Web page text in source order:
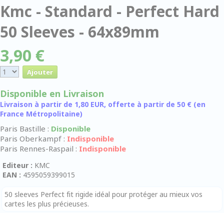
Kmc - Standard - Perfect Hard
50 Sleeves - 64x89mm
3,90 €
Disponible en Livraison
Livraison à partir de 1,80 EUR, offerte à partir de 50 € (en
France Métropolitaine)
Paris Bastille : Disponible
Paris Oberkampf : Indisponible
Paris Rennes-Raspail : Indisponible
Editeur : KMC
EAN : 4595059399015
50 sleeves Perfect fit rigide idéal pour protéger au mieux vos
cartes les plus précieuses.